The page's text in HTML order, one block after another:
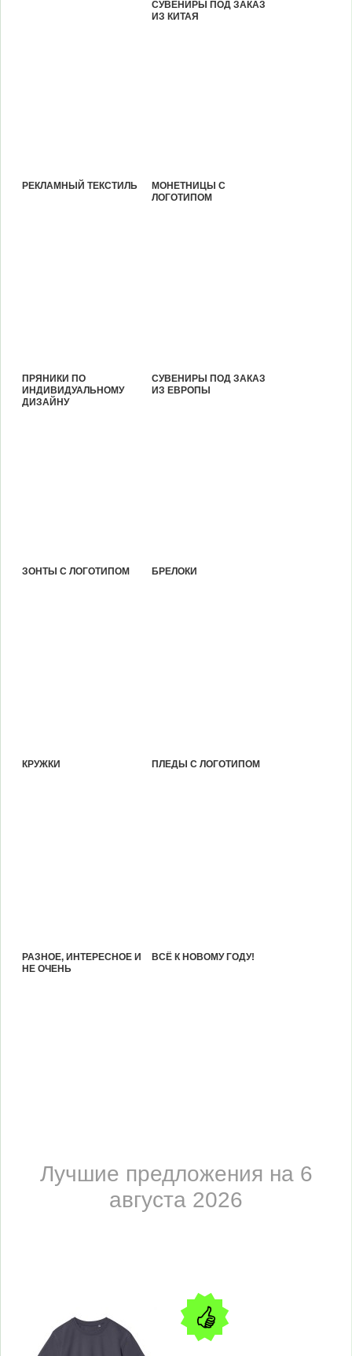
СУВЕНИРЫ ПОД ЗАКАЗ
ИЗ КИТАЯ
РЕКЛАМНЫЙ ТЕКСТИЛЬ
МОНЕТНИЦЫ С
ЛОГОТИПОМ
ПРЯНИКИ ПО
ИНДИВИДУАЛЬНОМУ
ДИЗАЙНУ
СУВЕНИРЫ ПОД ЗАКАЗ
ИЗ ЕВРОПЫ
ЗОНТЫ С ЛОГОТИПОМ БРЕЛОКИ
КРУЖКИ ПЛЕДЫ С ЛОГОТИПОМ
РАЗНОЕ, ИНТЕРЕСНОЕ И
НЕ ОЧЕНЬ
ВСЁ К НОВОМУ ГОДУ!
Лучшие предложения на 6
августа 2026